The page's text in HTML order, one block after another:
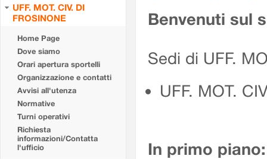
UFF. MOT. CIV. DI
FROSINONE
Home Page
Dove siamo
Orari apertura sportelli
Organizzazione e contatti
Avvisi all'utenza
Normative
Turni operativi
Richiesta
informazioni/Contatta
l'ufficio
Benvenuti sul
Sedi di UFF.
UFF. MOT.
In primo piano: